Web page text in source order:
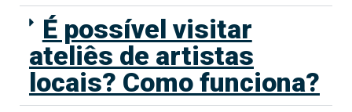
É possível visitar
ateliês de artistas
locais? Como funciona?